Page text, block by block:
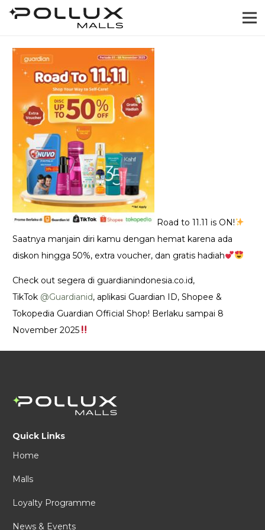
Road to 11.11 is ON!
Saatnya manjain diri kamu dengan hemat karena ada
diskon hingga 50%, extra voucher, dan gratis hadiah
Check out segera di guardianindonesia.co.id,
TikTok @Guardianid, aplikasi Guardian ID, Shopee &
Tokopedia Guardian Official Shop! Berlaku sampai 8
November 2025
Quick Links
Home
Malls
Loyalty Programme
News & Events